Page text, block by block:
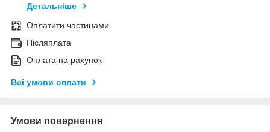
Детальніше
Оплатити частинами
Післяплата
Оплата на рахунок
Всі умови оплати
Умови повернення